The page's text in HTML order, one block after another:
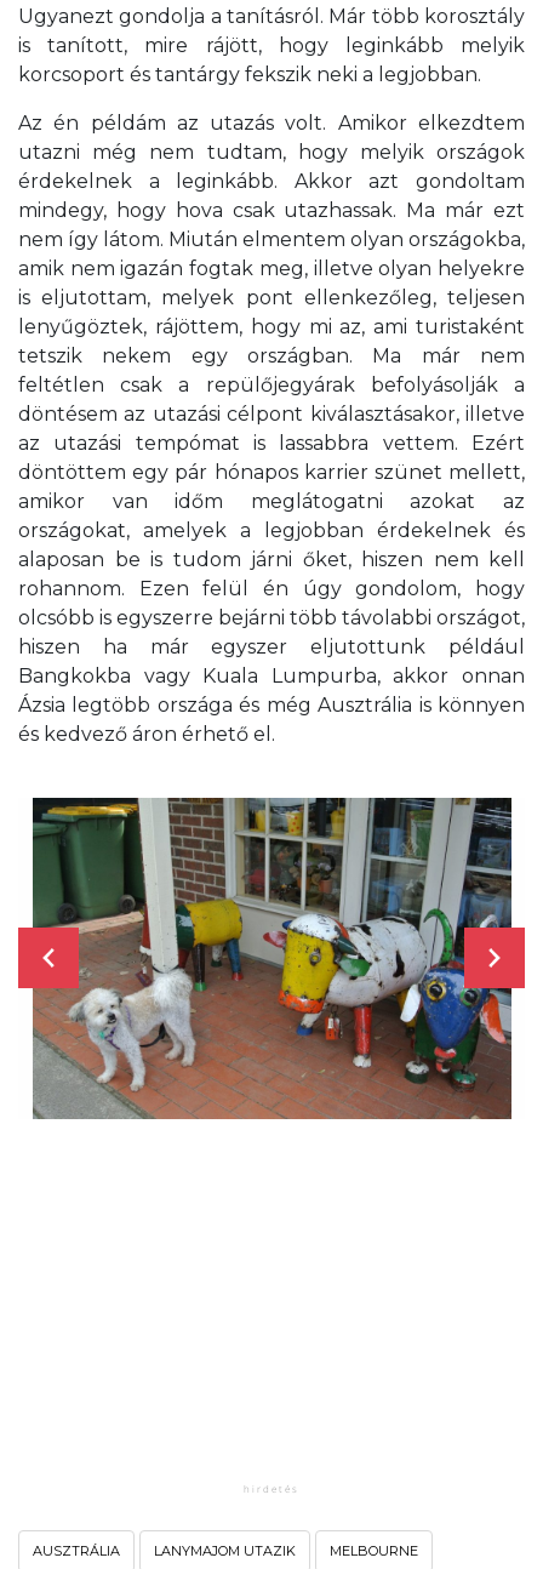
Ugyanezt gondolja a tanításról. Már több korosztály
is tanított, mire rájött, hogy leginkább melyik
korcsoport és tantárgy fekszik neki a legjobban.
Az én példám az utazás volt. Amikor elkezdtem
utazni még nem tudtam, hogy melyik országok
érdekelnek a leginkább. Akkor azt gondoltam
mindegy, hogy hova csak utazhassak. Ma már ezt
nem így látom. Miután elmentem olyan országokba,
amik nem igazán fogtak meg, illetve olyan helyekre
is eljutottam, melyek pont ellenkezőleg, teljesen
lenyűgöztek, rájöttem, hogy mi az, ami turistaként
tetszik nekem egy országban. Ma már nem
feltétlen csak a repülőjegyárak befolyásolják a
döntésem az utazási célpont kiválasztásakor, illetve
az utazási tempómat is lassabbra vettem. Ezért
döntöttem egy pár hónapos karrier szünet mellett,
amikor van időm meglátogatni azokat az
országokat, amelyek a legjobban érdekelnek és
alaposan be is tudom járni őket, hiszen nem kell
rohannom. Ezen felül én úgy gondolom, hogy
olcsóbb is egyszerre bejárni több távolabbi országot,
hiszen ha már egyszer eljutottunk például
Bangkokba vagy Kuala Lumpurba, akkor onnan
Ázsia legtöbb országa és még Ausztrália is könnyen
és kedvező áron érhető el.
AUSZTRÁLIA LANYMAJOM UTAZIK MELBOURNE